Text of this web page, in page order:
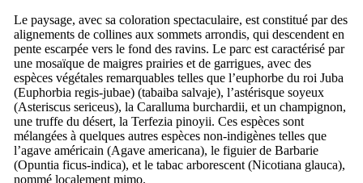
Le paysage, avec sa coloration spectaculaire, est constitué par des
alignements de collines aux sommets arrondis, qui descendent en
pente escarpée vers le fond des ravins. Le parc est caractérisé par
une mosaïque de maigres prairies et de garrigues, avec des
espèces végétales remarquables telles que l’euphorbe du roi Juba
(Euphorbia regis-jubae) (tabaiba salvaje), l’astérisque soyeux
(Asteriscus sericeus), la Caralluma burchardii, et un champignon,
une truffe du désert, la Terfezia pinoyii. Ces espèces sont
mélangées à quelques autres espèces non-indigènes telles que
l’agave américain (Agave americana), le figuier de Barbarie
(Opuntia ficus-indica), et le tabac arborescent (Nicotiana glauca),
nommé localement mimo.